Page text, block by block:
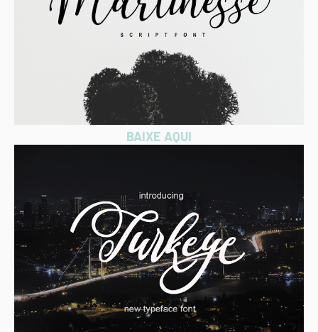
BAIXE AQUI